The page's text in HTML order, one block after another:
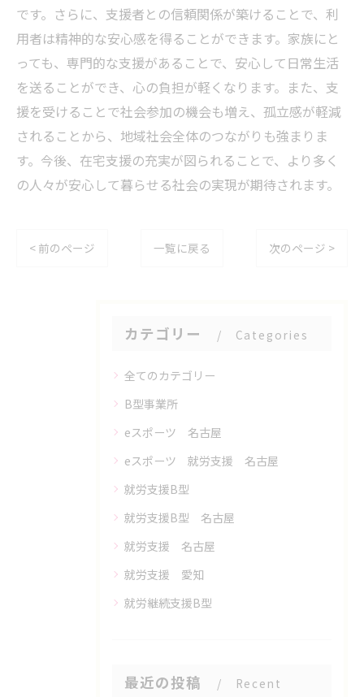
です。さらに、支援者との信頼関係が築けることで、利
用者は精神的な安心感を得ることができます。家族にと
っても、専門的な支援があることで、安心して日常生活
を送ることができ、心の負担が軽くなります。また、支
援を受けることで社会参加の機会も増え、孤立感が軽減
されることから、地域社会全体のつながりも強まりま
す。今後、在宅支援の充実が図られることで、より多く
の人々が安心して暮らせる社会の実現が期待されます。
< 前のページ 一覧に戻る 次のページ >
カテゴリー Categories
全てのカテゴリー
B型事業所
eスポーツ 名古屋
eスポーツ 就労支援 名古屋
就労支援B型
就労支援B型 名古屋
就労支援 名古屋
就労支援 愛知
就労継続支援B型
最近の投稿
Recent